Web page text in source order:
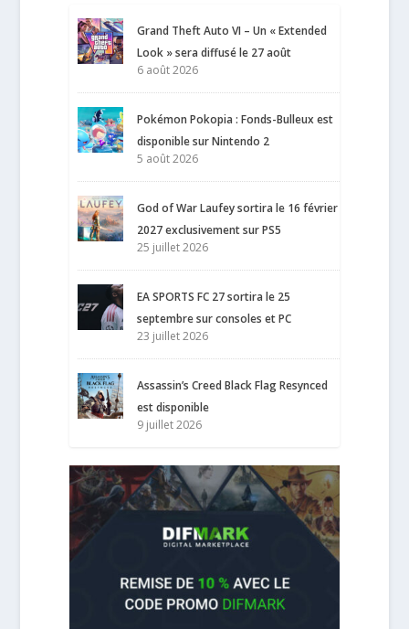
Grand Theft Auto VI – Un « Extended
Look » sera diffusé le 27 août
6 août 2026
Pokémon Pokopia : Fonds-Bulleux est
disponible sur Nintendo 2
5 août 2026
God of War Laufey sortira le 16 février
2027 exclusivement sur PS5
25 juillet 2026
EA SPORTS FC 27 sortira le 25
septembre sur consoles et PC
23 juillet 2026
Assassin’s Creed Black Flag Resynced
est disponible
9 juillet 2026